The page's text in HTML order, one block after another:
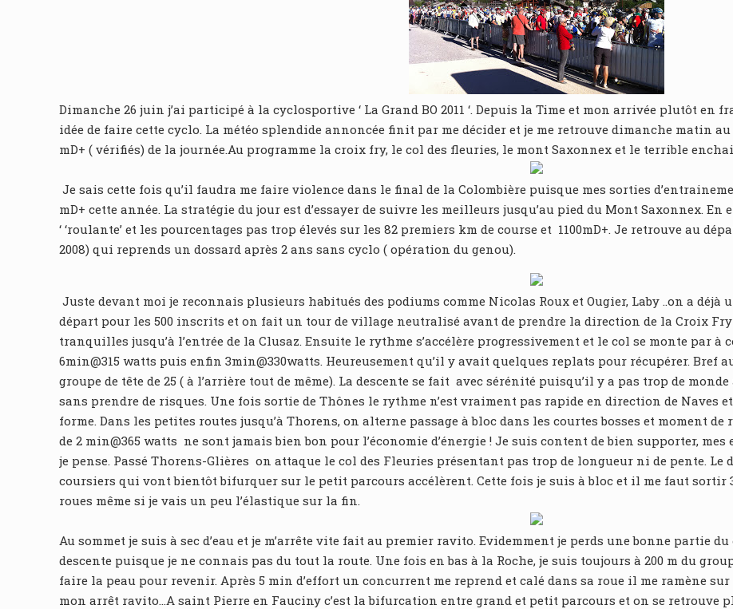
Dimanche 26 juin j’ai participé à la cyclosportive ‘ La Grand BO 2011 ‘. Depuis la Time et mon arrivée plutôt en
idée de faire cette cyclo. La météo splendide annoncée finit par me décider et je me retrouve dimanche matin
mD+ ( vérifiés) de la journée.Au programme la croix fry, le col des fleuries, le mont Saxonnex et le terrible
Je sais cette fois qu’il faudra me faire violence dans le final de la Colombière puisque mes sorties
mD+ cette année. La stratégie du jour est d’essayer de suivre les meilleurs jusqu’au pied du Mont Saxonnex.
‘ ‘roulante’ et les pourcentages pas trop élevés sur les 82 premiers km de course et 1100mD+. Je retrouve au
2008) qui reprends un dossard après 2 ans sans cyclo ( opération du genou).
Juste devant moi je reconnais plusieurs habitués des podiums comme Nicolas Roux et Ougier, Laby ..on a déjà
départ pour les 500 inscrits et on fait un tour de village neutralisé avant de prendre la direction de la Croix
tranquilles jusqu’à l’entrée de la Clusaz. Ensuite le rythme s’accélère progressivement et le col se monte par
6min@315 watts puis enfin 3min@330watts. Heureusement qu’il y avait quelques replats pour récupérer. Bref
groupe de tête de 25 ( à l’arrière tout de même). La descente se fait avec sérénité puisqu’il y a pas trop de
sans prendre de risques. Une fois sortie de Thônes le rythme n’est vraiment pas rapide en direction de Naves
forme. Dans les petites routes jusqu’à Thorens, on alterne passage à bloc dans les courtes bosses et moment
de 2 min@365 watts ne sont jamais bien bon pour l’économie d’énergie ! Je suis content de bien supporter,
je pense. Passé Thorens-Glières on attaque le col des Fleuries présentant pas trop de longueur ni de pente.
coursiers qui vont bientôt bifurquer sur le petit parcours accélèrent. Cette fois je suis à bloc et il me faut sortir
roues même si je vais un peu l’élastique sur la fin.
Au sommet je suis à sec d’eau et je m’arrête vite fait au premier ravito. Evidemment je perds une bonne partie
descente puisque je ne connais pas du tout la route. Une fois en bas à la Roche, je suis toujours à 200 m du
faire la peau pour revenir. Après 5 min d’effort un concurrent me reprend et calé dans sa roue il me ramène
mon arrêt ravito…A saint Pierre en Fauciny c’est la bifurcation entre grand et petit parcours et on se retrouve